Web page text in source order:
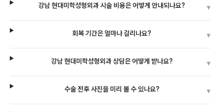
강남 현대미학성형외과 시술 비용은 어떻게 안내되나요? ▾
회복 기간은 얼마나 걸리나요? ▾
강남 현대미학성형외과 상담은 어떻게 받나요? ▾
수술 전후 사진을 미리 볼 수 있나요? ▾